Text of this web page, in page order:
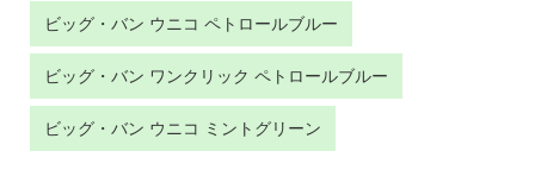
ビッグ・バン ウニコ ペトロールブルー
ビッグ・バン ワンクリック ペトロールブルー
ビッグ・バン ウニコ ミントグリーン